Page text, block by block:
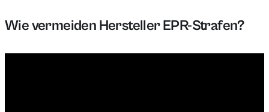
Wie vermeiden Hersteller EPR-Strafen?